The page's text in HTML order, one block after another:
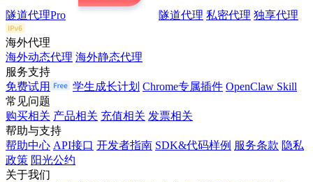
隧道代理Pro 隧道代理 私密代理 独享代理
海外代理
海外动态代理 海外静态代理
服务支持
免费试用
学生成长计划 Chrome专属插件 OpenClaw Skill
常见问题
购买相关 产品相关 充值相关 发票相关
帮助与支持
帮助中心 API接口 开发者指南 SDK&代码样例 服务条款 隐私
政策 阳光公约
关于我们